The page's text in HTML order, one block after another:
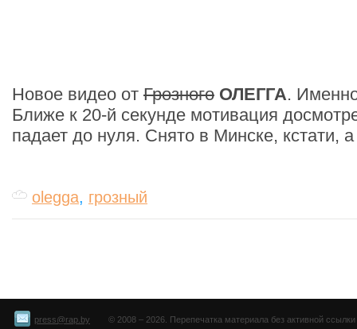
Новое видео от Грозного ОЛЕГГА.
Ближе к 20-й секунде мотивация
падает до нуля. Снято в Минске, кстати,
olegga, грозный
press@rap.by © 2008 – 2026. Перепечатка материала без активной